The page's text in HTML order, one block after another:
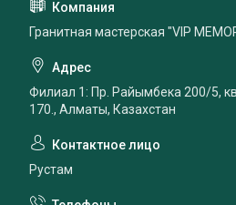
Гранитная мастерская "VIP
Филиал 1: Пр. Райымбека 200/5,
170., Алматы, Казахстан
Рустам